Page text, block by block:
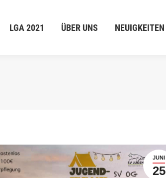
LGA 2021 ÜBER UNS NEUIGKEITEN
JUNI
25